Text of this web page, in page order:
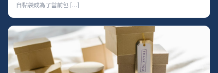
自黏袋成為了當前包 […]